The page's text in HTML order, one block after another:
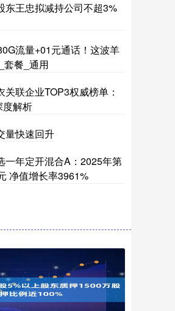
东王忠拟减持公司不超3%
流量+01元通话！这波羊
套餐_通用
联企业TOP3权威榜单：
度解析
量快速回升
一年定开混合A：2025年第
净值增长率3961%